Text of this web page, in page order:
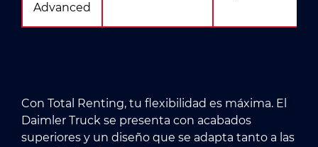
Advanced
Con Total Renting, tu flexibilidad es máxima. El
Daimler Truck se presenta con acabados
superiores y un diseño que se adapta tanto a las